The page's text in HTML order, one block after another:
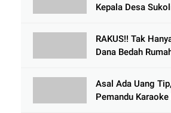
Kepala Desa
Meninggal Dunia
RAKUS!! Tak
Dana Bedah
Tlogowungu, di
Selewengkan
Asal Ada Uang
Pemandu